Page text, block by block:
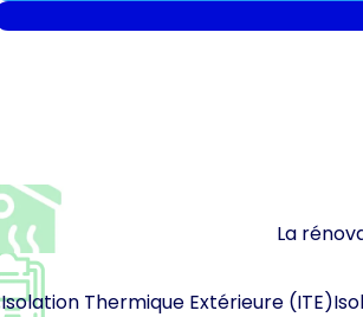
La
Isolation Thermique Extérieure (ITE)